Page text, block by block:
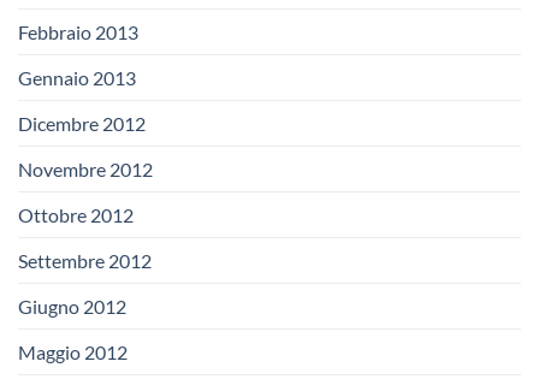
Febbraio 2013
Gennaio 2013
Dicembre 2012
Novembre 2012
Ottobre 2012
Settembre 2012
Giugno 2012
Maggio 2012